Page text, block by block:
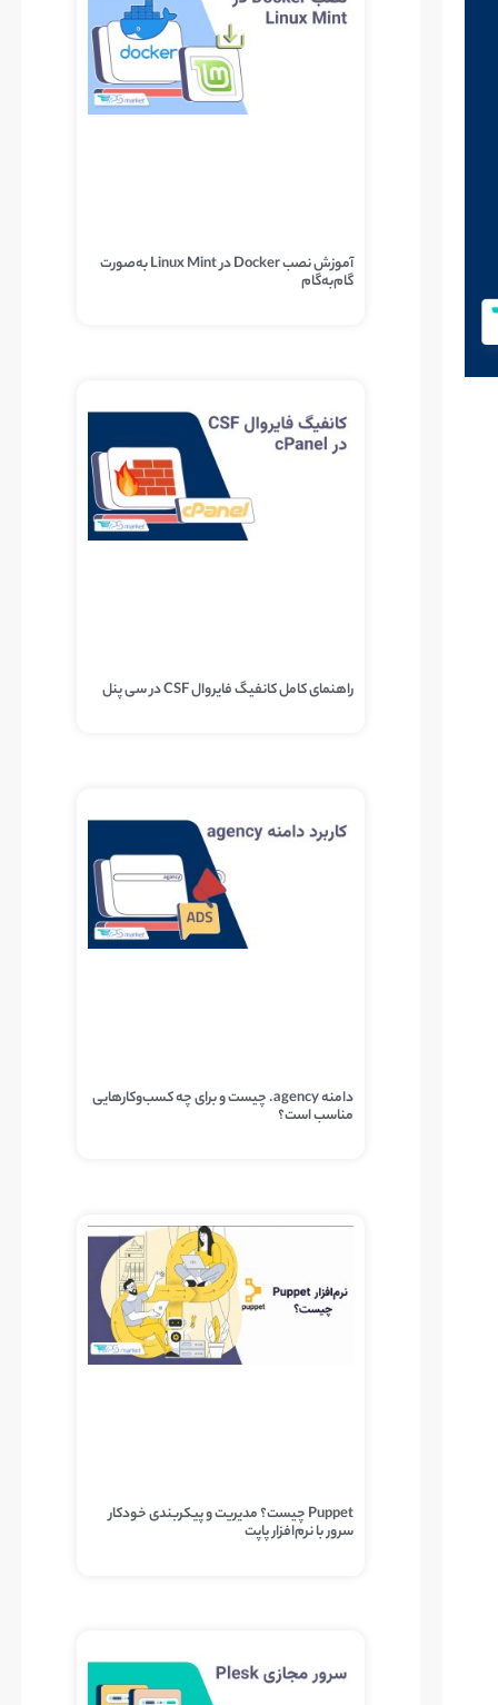
آموزش نصب Docker در Linux Mint به‌صورت
گام‌به‌گام
راهنمای کامل کانفیگ فایروال CSF در سی پنل
دامنه agency. چیست و برای چه کسب‌وکارهایی
مناسب است؟
Puppet چیست؟ مدیریت و پیکربندی خودکار
سرور با نرم‌افزار پاپت